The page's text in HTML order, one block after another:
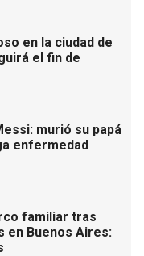
en la ciudad de
el fin de
murió su papá
enfermedad
familiar tras
en Buenos Aires: